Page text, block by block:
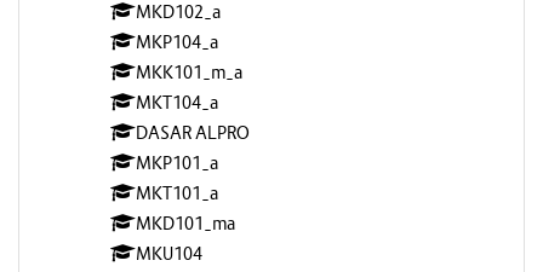
MKD102_a
MKP104_a
MKK101_m_a
MKT104_a
DASAR ALPRO
MKP101_a
MKT101_a
MKD101_ma
MKU104